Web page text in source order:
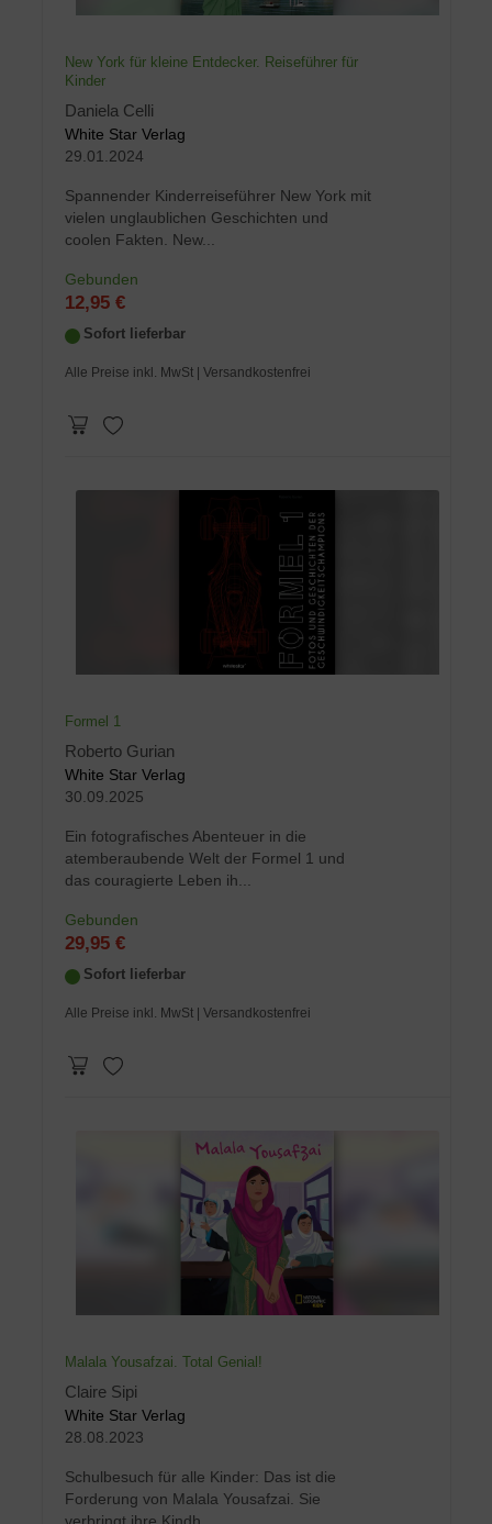
New York für kleine Entdecker. Reiseführer für
Kinder
Daniela Celli
White Star Verlag
29.01.2024
Spannender Kinderreiseführer New York mit
vielen unglaublichen Geschichten und
coolen Fakten. New...
Gebunden
12,95 €
Sofort lieferbar
Alle Preise inkl. MwSt | Versandkostenfrei
Formel 1
Roberto Gurian
White Star Verlag
30.09.2025
Ein fotografisches Abenteuer in die
atemberaubende Welt der Formel 1 und
das couragierte Leben ih...
Gebunden
29,95 €
Sofort lieferbar
Alle Preise inkl. MwSt | Versandkostenfrei
Malala Yousafzai. Total Genial!
Claire Sipi
White Star Verlag
28.08.2023
Schulbesuch für alle Kinder: Das ist die
Forderung von Malala Yousafzai. Sie
verbringt ihre Kindh...